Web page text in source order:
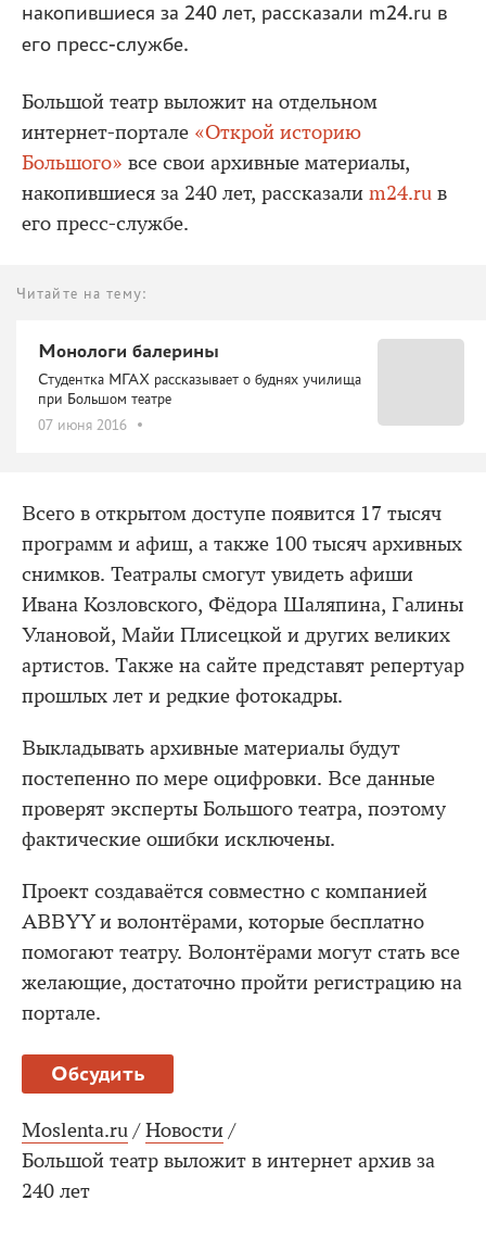
накопившиеся за 240 лет, рассказали m24.ru в
его пресс-службе.
Большой театр выложит на отдельном
интернет-портале «Открой историю
Большого» все свои архивные материалы,
накопившиеся за 240 лет, рассказали m24.ru в
его пресс-службе.
Читайте на тему:
Монологи балерины
Студентка МГАХ рассказывает о буднях училища
при Большом театре
07 июня 2016
Всего в открытом доступе появится 17 тысяч
программ и афиш, а также 100 тысяч архивных
снимков. Театралы смогут увидеть афиши
Ивана Козловского, Фёдора Шаляпина, Галины
Улановой, Майи Плисецкой и других великих
артистов. Также на сайте представят репертуар
прошлых лет и редкие фотокадры.
Выкладывать архивные материалы будут
постепенно по мере оцифровки. Все данные
проверят эксперты Большого театра, поэтому
фактические ошибки исключены.
Проект создаваётся совместно с компанией
ABBYY и волонтёрами, которые бесплатно
помогают театру. Волонтёрами могут стать все
желающие, достаточно пройти регистрацию на
портале.
Обсудить
Moslenta.ru / Новости /
Большой театр выложит в интернет архив за
240 лет